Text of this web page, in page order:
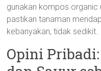
gunakan kompos organic
pastikan tanaman
kebanyakan, tidak sedikit.
Opini